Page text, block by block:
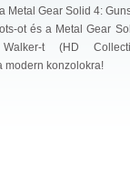
Metal Gear Solid 4:
ot és a Metal Gear
t (HD
modern konzolokra!